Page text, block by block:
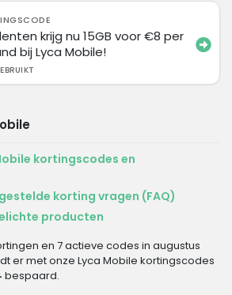
krijg nu 15GB voor €8 per
bij Lyca Mobile!
kortingscodes en
korting vragen (FAQ)
producten
en 7 actieve codes in augustus
er met onze Lyca Mobile kortingscodes
bespaard.